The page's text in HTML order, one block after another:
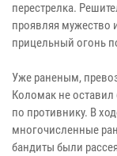
перестрелка.
проявляя мужество
прицельный огонь
Уже раненым,
Коломак не
по противнику. В
многочисленные
бандиты были